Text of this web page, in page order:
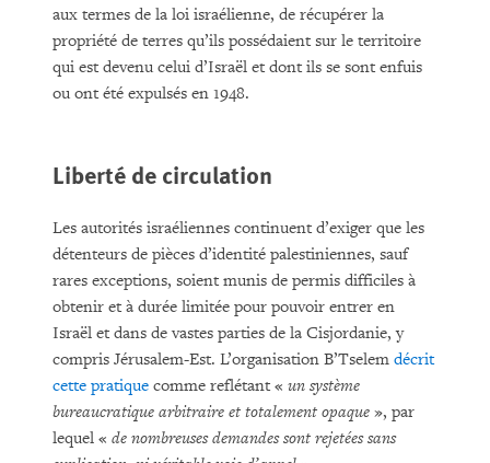
aux termes de la loi israélienne, de récupérer la
propriété de terres qu’ils possédaient sur le territoire
qui est devenu celui d’Israël et dont ils se sont enfuis
ou ont été expulsés en 1948.
Liberté de circulation
Les autorités israéliennes continuent d’exiger que les
détenteurs de pièces d’identité palestiniennes, sauf
rares exceptions, soient munis de permis difficiles à
obtenir et à durée limitée pour pouvoir entrer en
Israël et dans de vastes parties de la Cisjordanie, y
compris Jérusalem-Est. L’organisation B’Tselem décrit
cette pratique comme reflétant « un système
bureaucratique arbitraire et totalement opaque », par
lequel « de nombreuses demandes sont rejetées sans